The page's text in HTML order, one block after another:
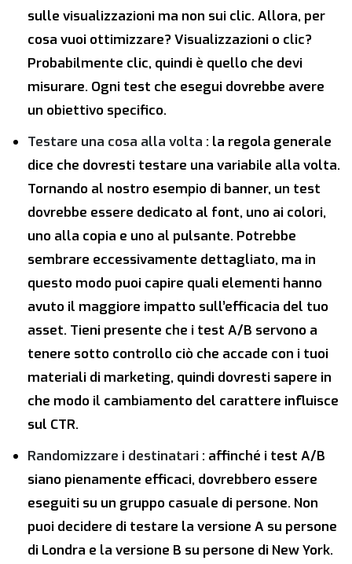
sulle visualizzazioni ma non sui clic. Allora, per
cosa vuoi ottimizzare? Visualizzazioni o clic?
Probabilmente clic, quindi è quello che devi
misurare. Ogni test che esegui dovrebbe avere
un obiettivo specifico.
Testare una cosa alla volta : la regola generale
dice che dovresti testare una variabile alla volta.
Tornando al nostro esempio di banner, un test
dovrebbe essere dedicato al font, uno ai colori,
uno alla copia e uno al pulsante. Potrebbe
sembrare eccessivamente dettagliato, ma in
questo modo puoi capire quali elementi hanno
avuto il maggiore impatto sull’efficacia del tuo
asset. Tieni presente che i test A/B servono a
tenere sotto controllo ciò che accade con i tuoi
materiali di marketing, quindi dovresti sapere in
che modo il cambiamento del carattere influisce
sul CTR.
Randomizzare i destinatari : affinché i test A/B
siano pienamente efficaci, dovrebbero essere
eseguiti su un gruppo casuale di persone. Non
puoi decidere di testare la versione A su persone
di Londra e la versione B su persone di New York.